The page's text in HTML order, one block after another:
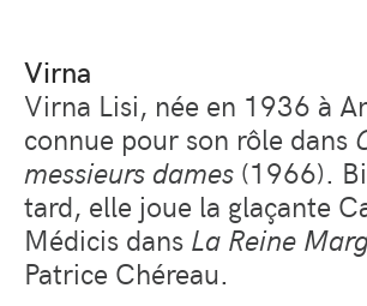
Virna
Virna Lisi, née en 1936 à
connue pour son rôle dans
messieurs dames (1966).
tard, elle joue la glaçante
Médicis dans La Reine
Patrice Chéreau.